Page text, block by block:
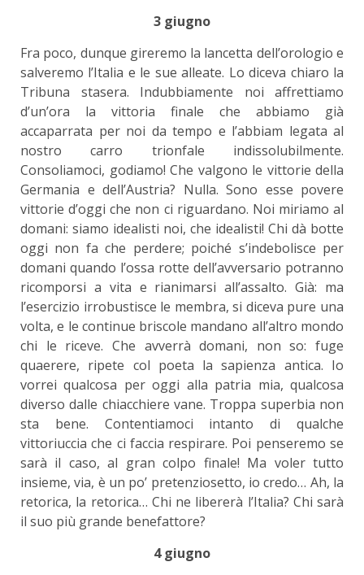
3 giugno
Fra poco, dunque gireremo la lancetta dell’orologio e
salveremo l’Italia e le sue alleate. Lo diceva chiaro la
Tribuna stasera. Indubbiamente noi affrettiamo
d’un’ora la vittoria finale che abbiamo già
accaparrata per noi da tempo e l’abbiam legata al
nostro carro trionfale indissolubilmente.
Consoliamoci, godiamo! Che valgono le vittorie della
Germania e dell’Austria? Nulla. Sono esse povere
vittorie d’oggi che non ci riguardano. Noi miriamo al
domani: siamo idealisti noi, che idealisti! Chi dà botte
oggi non fa che perdere; poiché s’indebolisce per
domani quando l’ossa rotte dell’avversario potranno
ricomporsi a vita e rianimarsi all’assalto. Già: ma
l’esercizio irrobustisce le membra, si diceva pure una
volta, e le continue briscole mandano all’altro mondo
chi le riceve. Che avverrà domani, non so: fuge
quaerere, ripete col poeta la sapienza antica. Io
vorrei qualcosa per oggi alla patria mia, qualcosa
diverso dalle chiacchiere vane. Troppa superbia non
sta bene. Contentiamoci intanto di qualche
vittoriuccia che ci faccia respirare. Poi penseremo se
sarà il caso, al gran colpo finale! Ma voler tutto
insieme, via, è un po’ pretenziosetto, io credo… Ah, la
retorica, la retorica… Chi ne libererà l’Italia? Chi sarà
il suo più grande benefattore?
4 giugno